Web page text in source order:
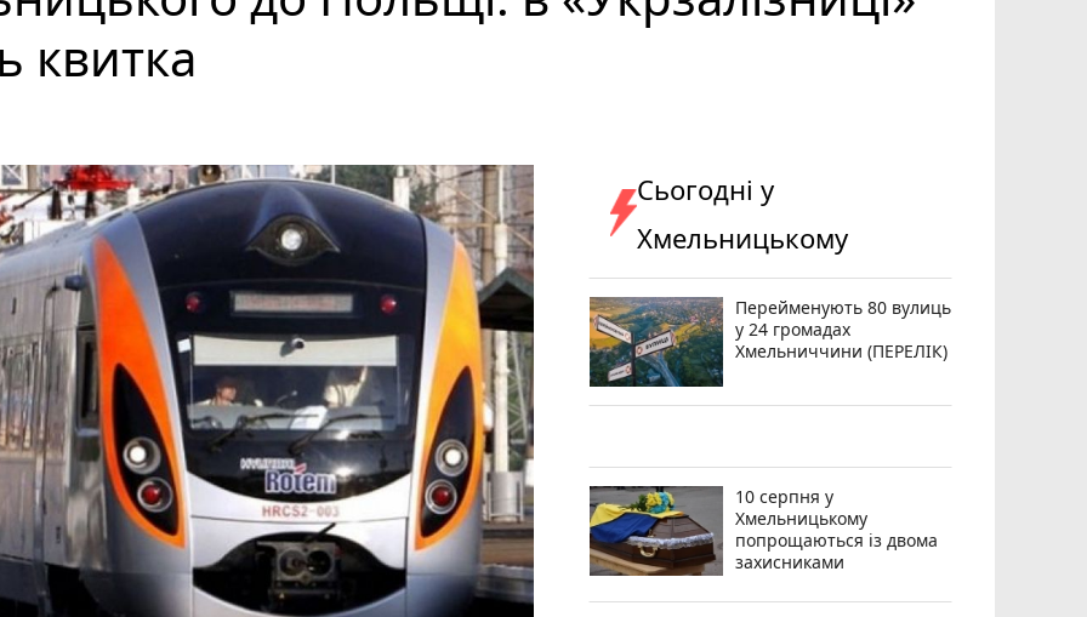
квитка
Сьогодні у
Хмельницькому
Перейменують 80 вулиць
у 24 громадах
Хмельниччини (ПЕРЕЛІК)
10 серпня у
Хмельницькому
попрощаються із двома
захисниками